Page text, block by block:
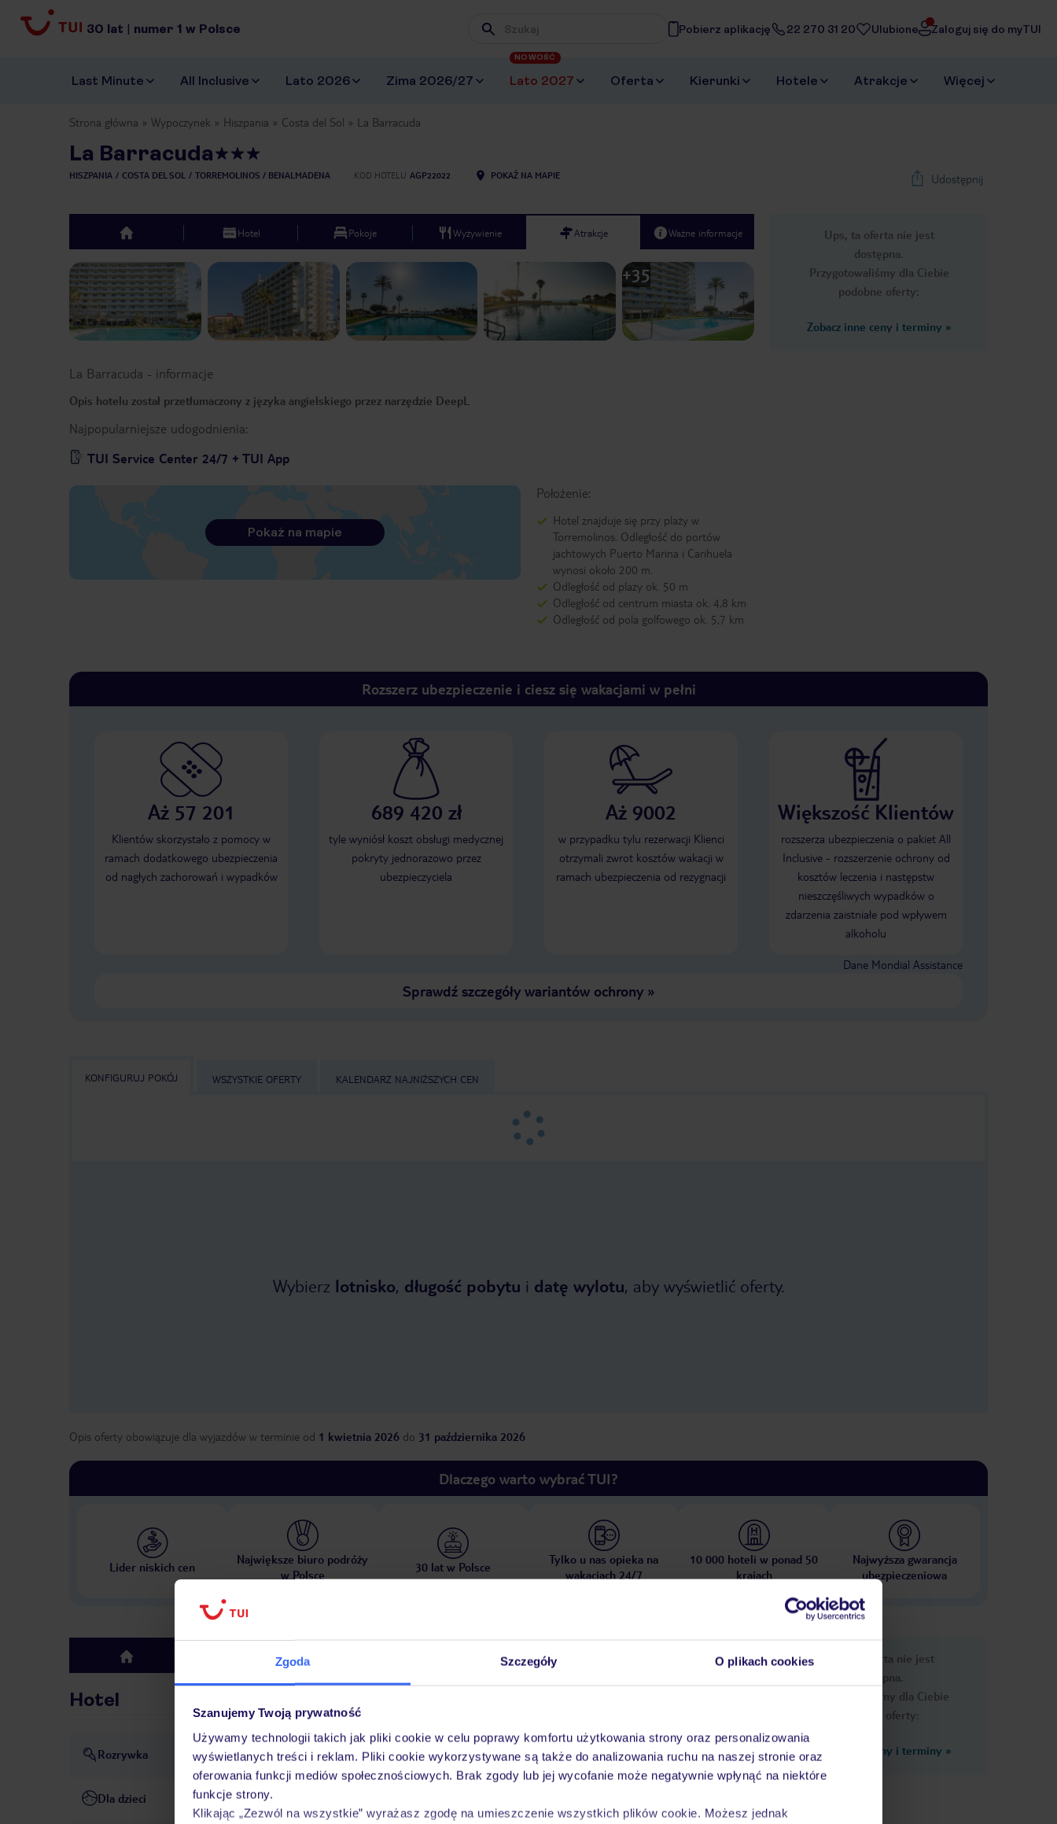
Zgoda Szczegóły O plikach cookies
Szanujemy Twoją prywatność
Używamy technologii takich jak pliki cookie w celu poprawy komfortu użytkowania strony oraz personalizowania
wyświetlanych treści i reklam. Pliki cookie wykorzystywane są także do analizowania ruchu na naszej stronie oraz
oferowania funkcji mediów społecznościowych. Brak zgody lub jej wycofanie może negatywnie wpłynąć na niektóre
funkcje strony.
Klikając „Zezwól na wszystkie” wyrażasz zgodę na umieszczenie wszystkich plików cookie. Możesz jednak
30 lat | numer 1 w Polsce Wpisz frazę, której szukasz
Pobierz aplikację 22 270 31 20 Ulubione Zaloguj się do myTUI
Last Minute All Inclusive Lato 2026 Zima 2026/27 Lato 2027
NOWOŚĆ
Oferta Kierunki Hotele Atrakcje Więcej
Strona główna Wypoczynek Hiszpania Costa del Sol La Barracuda
La Barracuda
HISZPANIA COSTA DEL SOL TORREMOLINOS / BENALMADENA KOD HOTELU AGP22022 POKAŻ NA MAPIE Udostępnij
Ups, ta oferta nie jest
dostępna.
Przygotowaliśmy dla Ciebie
podobne oferty:
Zobacz inne ceny i terminy »
top Hotel Pokoje Wyżywienie Atrakcje Ważne informacje
Previous slide
1 /41
+35
La Barracuda - informacje
Opis hotelu został przetłumaczony z języka angielskiego przez narzędzie DeepL
Najpopularniejsze udogodnienia:
TUI Service Center 24/7 + TUI App
Położenie:
Hotel znajduje się przy plaży w
Torremolinos. Odległość do portów
jachtowych Puerto Marina i Carihuela
wynosi około 200 m.
Odległość od plaży ok. 50 m
Odległość od centrum miasta ok. 4,8 km
Odległość od pola golfowego ok. 5,7 km
Pokaż na mapie
Rozszerz ubezpieczenie i ciesz się wakacjami w pełni
Aż 57 201
Klientów skorzystało z pomocy w
ramach dodatkowego ubezpieczenia
od nagłych zachorowań i wypadków
689 420 zł
tyle wyniósł koszt obsługi medycznej
pokryty jednorazowo przez
ubezpieczyciela
Aż 9002
w przypadku tylu rezerwacji Klienci
otrzymali zwrot kosztów wakacji w
ramach ubezpieczenia od rezygnacji
Większość Klientów
rozszerza ubezpieczenia o pakiet All
Inclusive - rozszerzenie ochrony od
kosztów leczenia i następstw
nieszczęśliwych wypadków o
zdarzenia zaistniałe pod wpływem
alkoholu
Dane Mondial Assistance
Sprawdź szczegóły wariantów ochrony»
KONFIGURUJ POKÓJ WSZYSTKIE OFERTY KALENDARZ NAJNIŻSZYCH CEN
Wybierz lotnisko, długość pobytu i datę wylotu, aby wyświetlić oferty.
Opis oferty obowiązuje dla wyjazdów w terminie od 1 kwietnia 2026 do 31 października 2026
Dlaczego warto wybrać TUI?
Lider niskich cen
Największe biuro podróży
w Polsce
30 lat w Polsce
Tylko u nas opieka na
wakacjach 24/7
10 000 hoteli w ponad 50
krajach
Najwyższa gwarancja
ubezpieczeniowa
top Wyżywienie Ważne informacje
Hotel
Rozrywka Animacja dyskoteka lub klub nocny
Dla dzieci Plac zabaw
Ups, ta oferta nie jest
dostępna.
Przygotowaliśmy dla Ciebie
podobne oferty:
Zobacz inne ceny i terminy »